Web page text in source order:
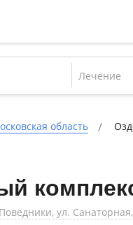
Лечение
область
ул.